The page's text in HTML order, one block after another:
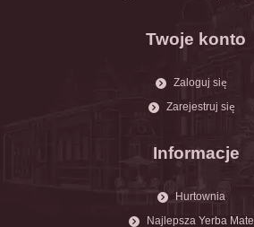
Twoje konto
Zaloguj się
Zarejestruj się
Informacje
Hurtownia
Najlepsza Yerba Mate